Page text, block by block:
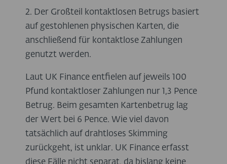
2. Der Großteil kontaktlosen Betrugs basiert
auf gestohlenen physischen Karten, die
anschließend für kontaktlose Zahlungen
genutzt werden.
Laut UK Finance entfielen auf jeweils 100
Pfund kontaktloser Zahlungen nur 1,3 Pence
Betrug. Beim gesamten Kartenbetrug lag
der Wert bei 6 Pence. Wie viel davon
tatsächlich auf drahtloses Skimming
zurückgeht, ist unklar. UK Finance erfasst
diese Fälle nicht separat, da bislang keine